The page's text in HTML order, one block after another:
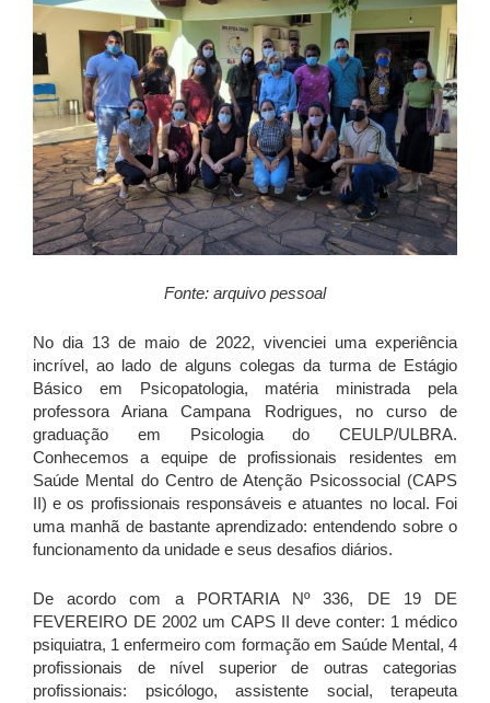
Fonte: arquivo pessoal
No dia 13 de maio de 2022, vivenciei uma experiência
incrível, ao lado de alguns colegas da turma de Estágio
Básico em Psicopatologia, matéria ministrada pela
professora Ariana Campana Rodrigues, no curso de
graduação em Psicologia do CEULP/ULBRA.
Conhecemos a equipe de profissionais residentes em
Saúde Mental do Centro de Atenção Psicossocial (CAPS
II) e os profissionais responsáveis e atuantes no local. Foi
uma manhã de bastante aprendizado: entendendo sobre o
funcionamento da unidade e seus desafios diários.
De acordo com a PORTARIA Nº 336, DE 19 DE
FEVEREIRO DE 2002 um CAPS II deve conter: 1 médico
psiquiatra, 1 enfermeiro com formação em Saúde Mental, 4
profissionais de nível superior de outras categorias
profissionais: psicólogo, assistente social, terapeuta